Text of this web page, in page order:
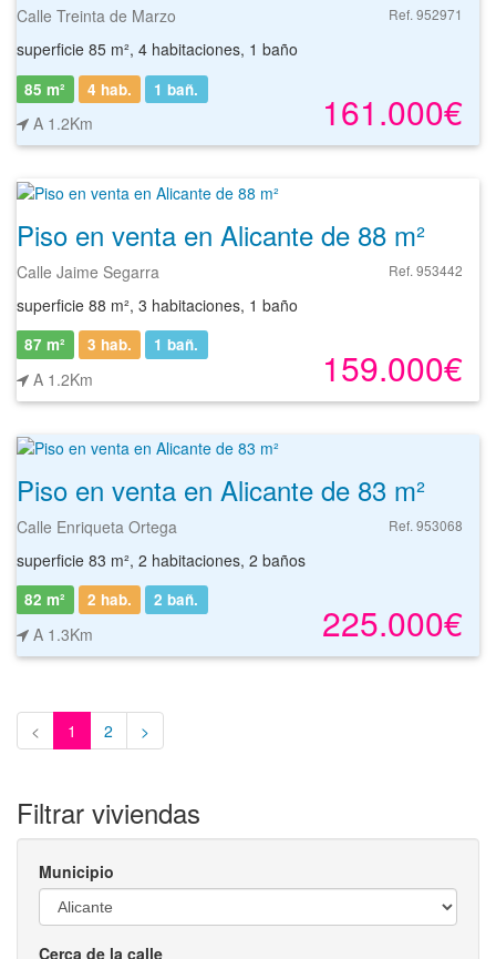
Calle Treinta de Marzo Ref. 952971
superficie 85 m², 4 habitaciones, 1 baño
161.000€
85 m² 4 hab. 1 bañ.
A 1.2Km
Piso en venta en Alicante de 88 m²
Calle Jaime Segarra Ref. 953442
superficie 88 m², 3 habitaciones, 1 baño
159.000€
87 m² 3 hab. 1 bañ.
A 1.2Km
Piso en venta en Alicante de 83 m²
Calle Enriqueta Ortega Ref. 953068
superficie 83 m², 2 habitaciones, 2 baños
225.000€
82 m² 2 hab. 2 bañ.
A 1.3Km
< 1 2 >
Filtrar viviendas
Municipio
Cerca de la calle